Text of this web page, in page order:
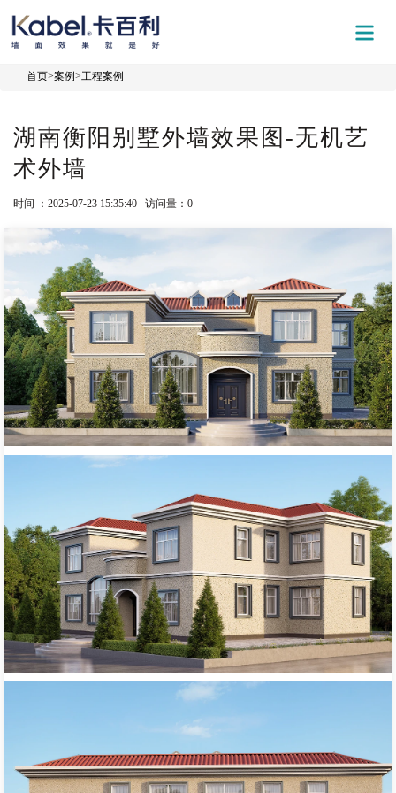
首页>案例>工程案例
湖南衡阳别墅外墙效果图-无机艺
术外墙
时间 ：2025-07-23 15:35:40 访问量： 0